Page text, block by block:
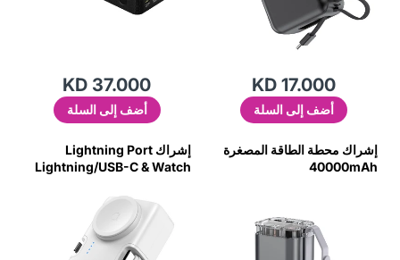
KD 17.000
أضف إلى السلة
KD 37.000
أضف إلى السلة
إشراك محطة الطاقة المصغرة
40000mAh
إشراك Lightning Port
Lightning/USB-C & Watch